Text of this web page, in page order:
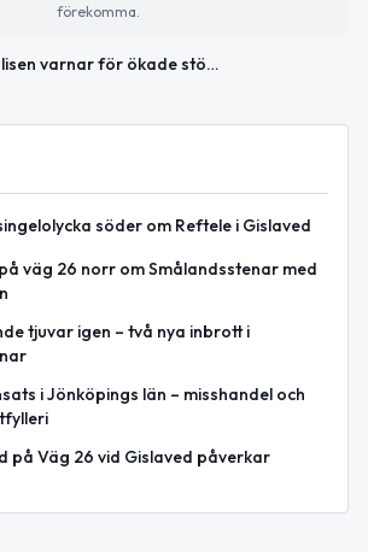
förekomma.
Polisen varnar för ökade stölder av arbetsverktyg under långhelger i Jönköpings län
söder om Reftele i Gislaved
väg 26 norr om Smålandsstenar med
tjuvar igen – två nya inbrott i
i Jönköpings län – misshandel och
på Väg 26 vid Gislaved påverkar